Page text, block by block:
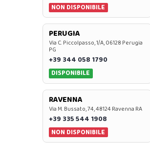
NON DISPONIBILE
PERUGIA
Via C. Piccolpasso, 1/A, 06128 Perugia
PG
+39 344 058 1790
DISPONIBILE
RAVENNA
Via M. Bussato, 74, 48124 Ravenna RA
+39 335 544 1908
NON DISPONIBILE